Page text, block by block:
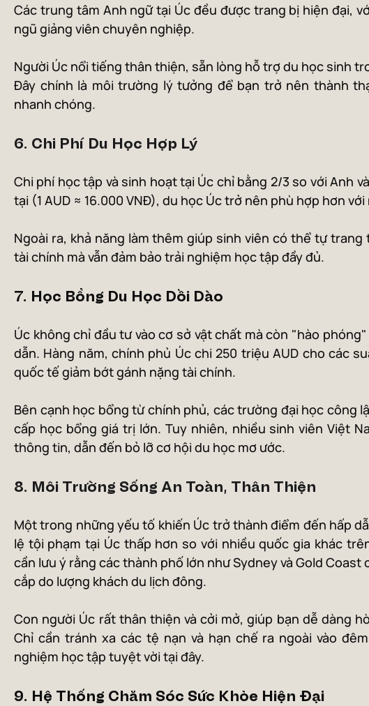
Các trung tâm Anh ngữ tại Úc đều được trang bị hiện đại,
ngũ giảng viên chuyên nghiệp.
Người Úc nổi tiếng thân thiện, sẵn lòng hỗ trợ du học sinh
Đây chính là môi trường lý tưởng để bạn trở nên thành
nhanh chóng.
6. Chi Phí Du Học Hợp Lý
Chi phí học tập và sinh hoạt tại Úc chỉ bằng 2/3 so với Anh
tại (1 AUD ≈ 16.000 VNĐ), du học Úc trở nên phù hợp hơn
Ngoài ra, khả năng làm thêm giúp sinh viên có thể tự trang
tài chính mà vẫn đảm bảo trải nghiệm học tập đầy đủ.
7. Học Bổng Du Học Dồi Dào
Úc không chỉ đầu tư vào cơ sở vật chất mà còn "hào
dẫn. Hàng năm, chính phủ Úc chi 250 triệu AUD cho các
quốc tế giảm bớt gánh nặng tài chính.
Bên cạnh học bổng từ chính phủ, các trường đại học công
cấp học bổng giá trị lớn. Tuy nhiên, nhiều sinh viên Việt
thông tin, dẫn đến bỏ lỡ cơ hội du học mơ ước.
8. Môi Trường Sống An Toàn, Thân Thiện
Một trong những yếu tố khiến Úc trở thành điểm đến hấp
lệ tội phạm tại Úc thấp hơn so với nhiều quốc gia khác
cần lưu ý rằng các thành phố lớn như Sydney và Gold
cắp do lượng khách du lịch đông.
Con người Úc rất thân thiện và cởi mở, giúp bạn dễ dàng
Chỉ cần tránh xa các tệ nạn và hạn chế ra ngoài vào
nghiệm học tập tuyệt vời tại đây.
9. Hệ Thống Chăm Sóc Sức Khỏe Hiện Đại